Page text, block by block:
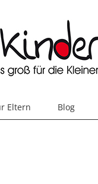
Eltern Blog